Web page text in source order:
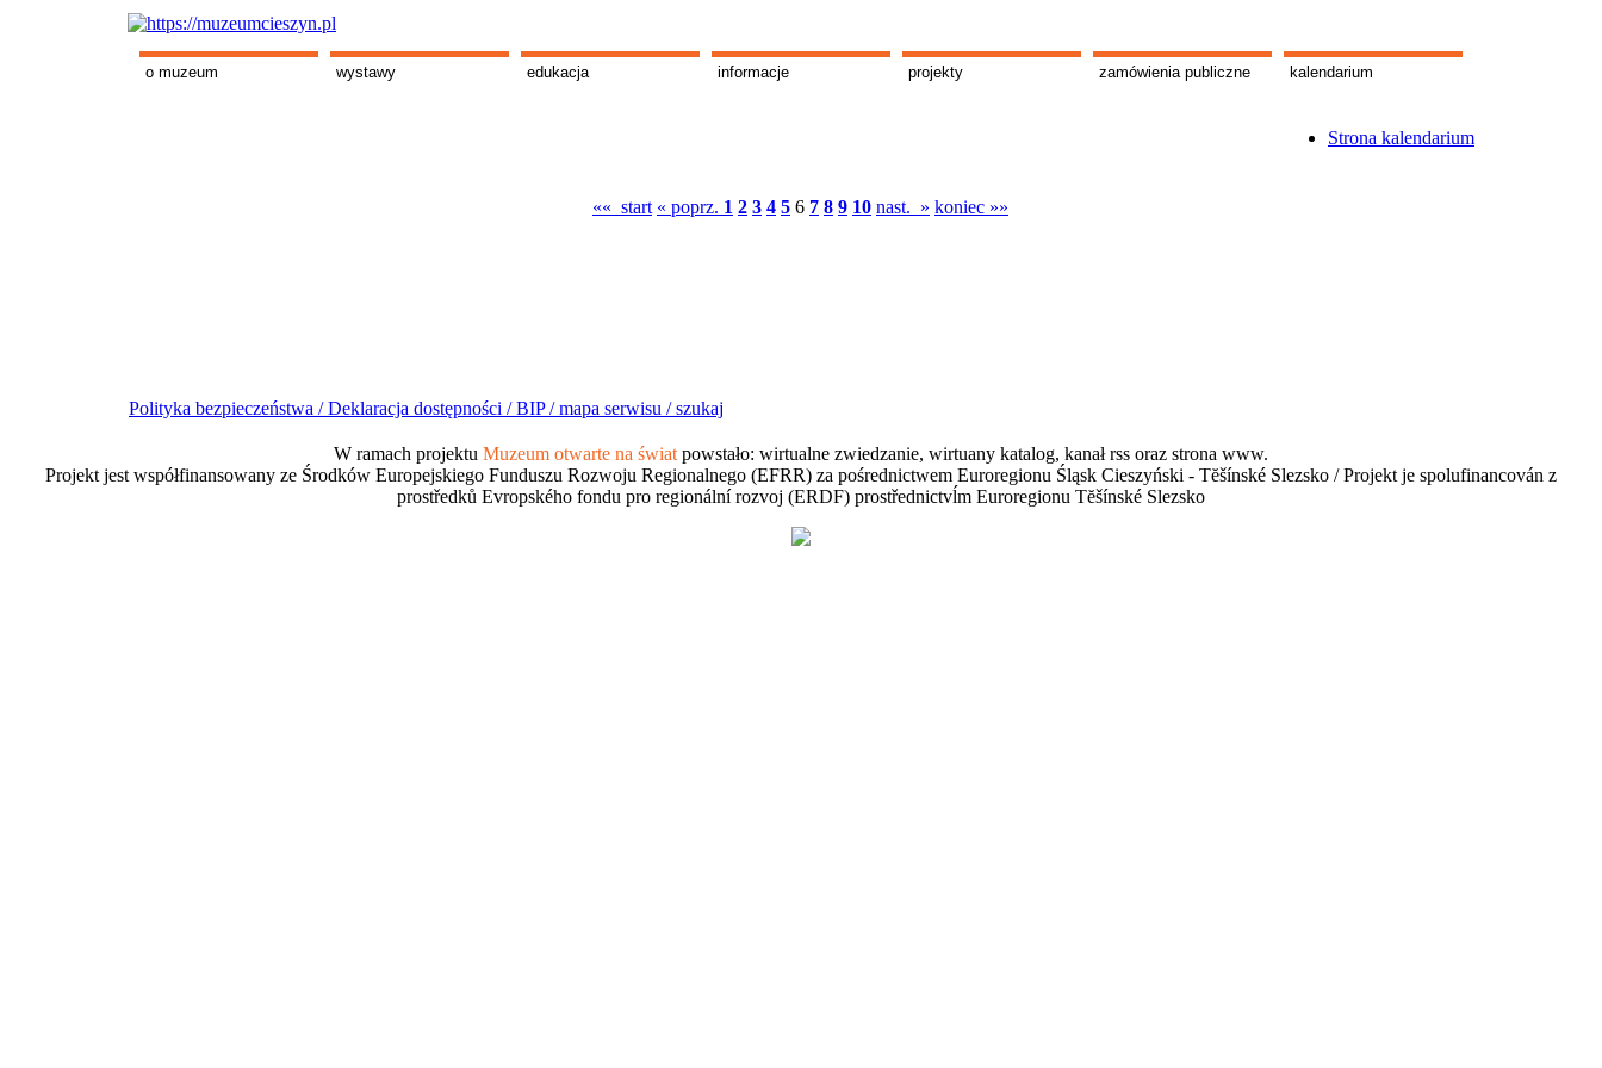
o muzeum wystawy edukacja informacje projekty zamówienia publiczne kalendarium
Strona kalendarium
«« start « poprz. 1 2 3 4 5 6 7 8 9 10 nast. » koniec »»
Polityka bezpieczeństwa /Deklaracja dostępności /BIP /mapa serwisu /szukaj
W ramach projektu Muzeum otwarte na świat powstało: wirtualne zwiedzanie, wirtuany katalog, kanał rss oraz strona www.
Projekt jest współfinansowany ze Środków Europejskiego Funduszu Rozwoju Regionalnego (EFRR) za pośrednictwem Euroregionu Śląsk Cieszyński - Tĕšínské Slezsko / Projekt je spolufinancován z
prostředků Evropského fondu pro regionální rozvoj (ERDF) prostřednictvĺm Euroregionu Tĕšínské Slezsko